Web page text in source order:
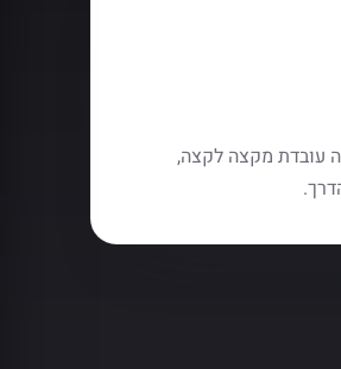
עובדת מקצה לקצה,